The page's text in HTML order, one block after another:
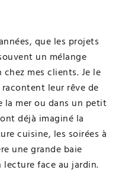
que les projets
un mélange
mes clients. Je le
leur rêve de
la mer ou dans un petit
déjà imaginé la
cuisine, les soirées à
une grande baie
face au jardin.